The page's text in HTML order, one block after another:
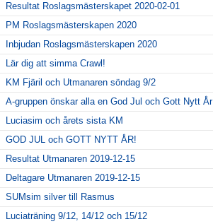
Resultat Roslagsmästerskapet 2020-02-01
PM Roslagsmästerskapen 2020
Inbjudan Roslagsmästerskapen 2020
Lär dig att simma Crawl!
KM Fjäril och Utmanaren söndag 9/2
A-gruppen önskar alla en God Jul och Gott Nytt År
Luciasim och årets sista KM
GOD JUL och GOTT NYTT ÅR!
Resultat Utmanaren 2019-12-15
Deltagare Utmanaren 2019-12-15
SUMsim silver till Rasmus
Luciaträning 9/12, 14/12 och 15/12